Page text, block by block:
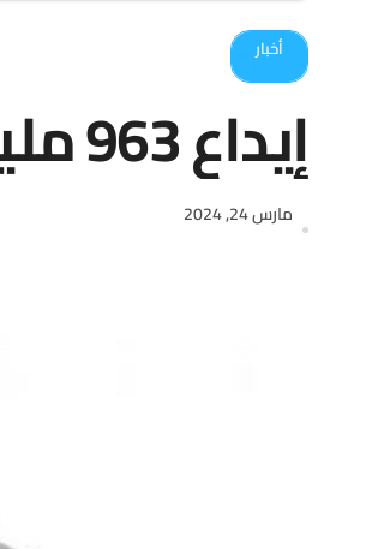
أخبار
إيداع 963 مليون ريال لمستفيدي “سكني” لشهر مارس
مارس 24, 2024